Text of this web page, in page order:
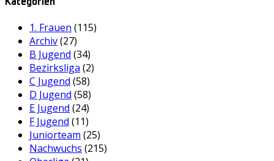
1. Frauen (115)
Archiv(27)
B Jugend (34)
Bezirksliga (2)
C Jugend (58)
D Jugend (58)
E Jugend (24)
F Jugend (11)
Juniorteam (25)
Nachwuchs (215)